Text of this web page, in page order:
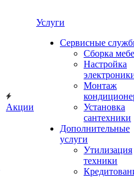
Акции
Услуги
Сервисные
Сборка
Настройка
Монтаж
Установка
сантехники
Дополнительные
услуги
Утилизация
техники